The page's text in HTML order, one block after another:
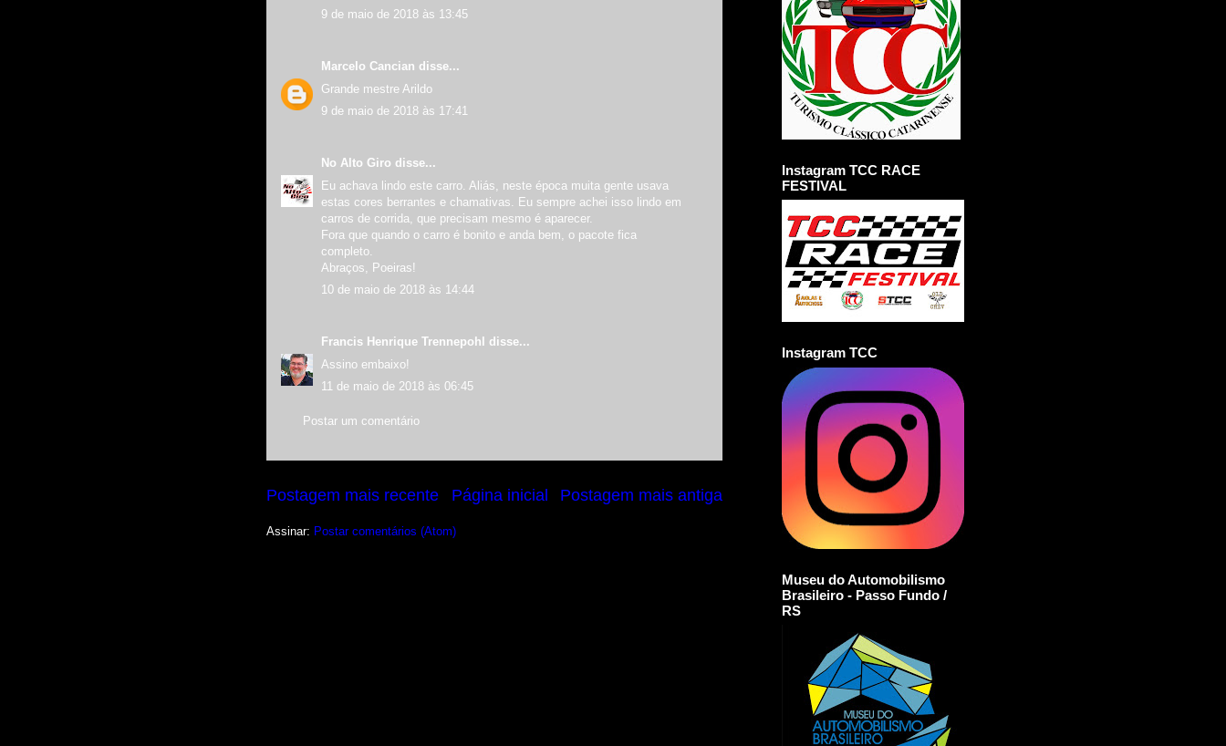
9 de maio de 2018 às 13:45
Marcelo Cancian disse...
Grande mestre Arildo
9 de maio de 2018 às 17:41
No Alto Giro disse...
Eu achava lindo este carro. Aliás, neste época muita gente usava
estas cores berrantes e chamativas. Eu sempre achei isso lindo em
carros de corrida, que precisam mesmo é aparecer.
Fora que quando o carro é bonito e anda bem, o pacote fica
completo.
Abraços, Poeiras!
10 de maio de 2018 às 14:44
Francis Henrique Trennepohl
disse...
Assino embaixo!
11 de maio de 2018 às 06:45
Postar um comentário
Postagem mais recente Postagem mais antiga
Página inicial
Assinar: Postar comentários (Atom)
Instagram TCC RACE
FESTIVAL
Instagram TCC
Museu do Automobilismo
Brasileiro - Passo Fundo /
RS